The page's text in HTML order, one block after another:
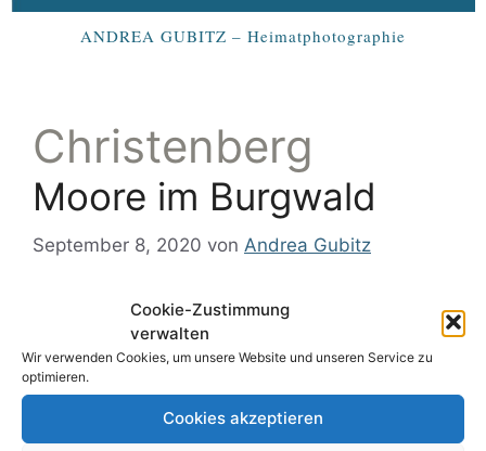
Cookie-Zustimmung
verwalten
Wir verwenden Cookies, um unsere Website und unseren Service zu
optimieren.
Cookies akzeptieren
ANDREA GUBITZ – Heimatphotographie
Christenberg
Moore im Burgwald
September 8, 2020 von Andrea Gubitz